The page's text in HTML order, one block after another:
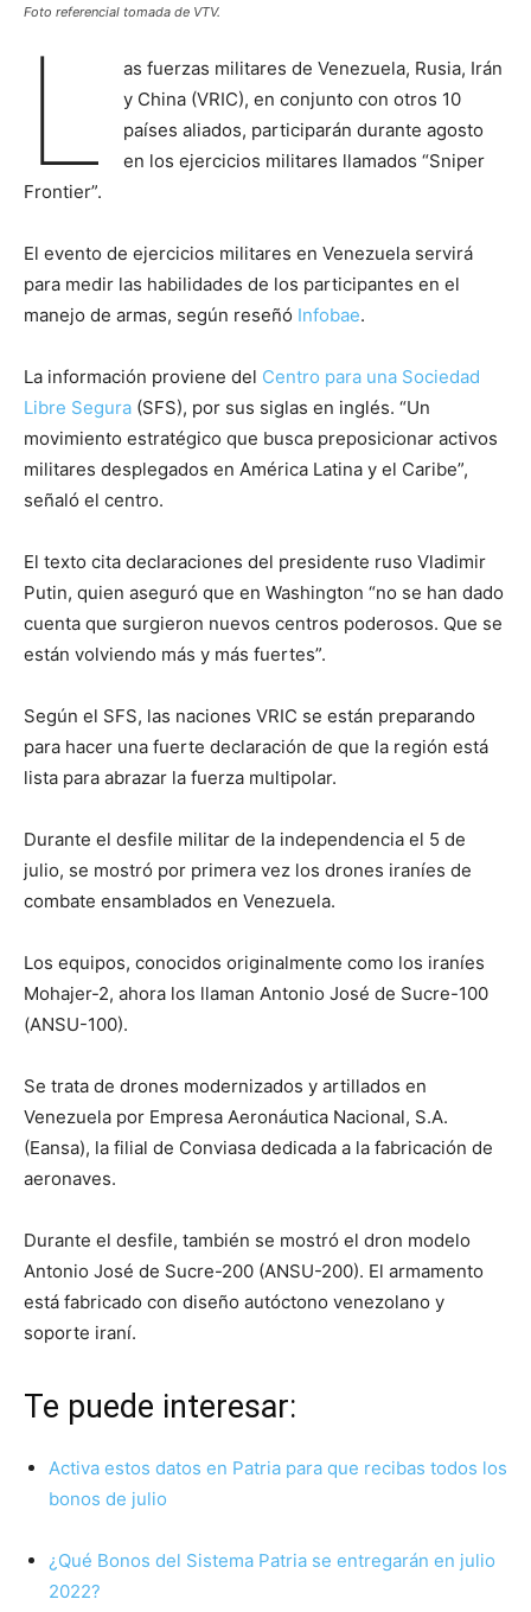
Foto referencial tomada de VTV.
L
as fuerzas militares de Venezuela, Rusia, Irán
y China (VRIC), en conjunto con otros 10
países aliados, participarán durante agosto
en los ejercicios militares llamados “Sniper
Frontier”.
El evento de ejercicios militares en Venezuela servirá
para medir las habilidades de los participantes en el
manejo de armas, según reseñó Infobae.
La información proviene del Centro para una Sociedad
Libre Segura (SFS), por sus siglas en inglés. “Un
movimiento estratégico que busca preposicionar activos
militares desplegados en América Latina y el Caribe”,
señaló el centro.
El texto cita declaraciones del presidente ruso Vladimir
Putin, quien aseguró que en Washington “no se han dado
cuenta que surgieron nuevos centros poderosos. Que se
están volviendo más y más fuertes”.
Según el SFS, las naciones VRIC se están preparando
para hacer una fuerte declaración de que la región está
lista para abrazar la fuerza multipolar.
Durante el desfile militar de la independencia el 5 de
julio, se mostró por primera vez los drones iraníes de
combate ensamblados en Venezuela.
Los equipos, conocidos originalmente como los iraníes
Mohajer-2, ahora los llaman Antonio José de Sucre-100
(ANSU-100).
Se trata de drones modernizados y artillados en
Venezuela por Empresa Aeronáutica Nacional, S.A.
(Eansa), la filial de Conviasa dedicada a la fabricación de
aeronaves.
Durante el desfile, también se mostró el dron modelo
Antonio José de Sucre-200 (ANSU-200). El armamento
está fabricado con diseño autóctono venezolano y
soporte iraní.
Te puede interesar:
Activa estos datos en Patria para que recibas todos los
bonos de julio
¿Qué Bonos del Sistema Patria se entregarán en julio
2022?